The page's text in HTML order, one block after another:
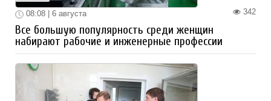
342
08:08 | 6 августа
Все большую популярность среди женщин
набирают рабочие и инженерные профессии